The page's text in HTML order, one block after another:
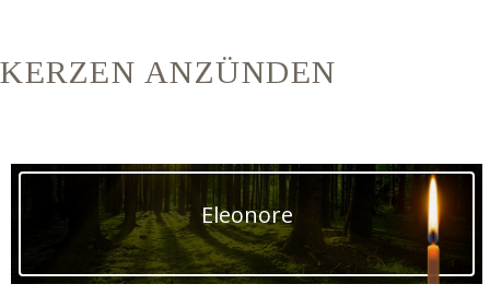
KERZEN ANZÜNDEN
Eleonore